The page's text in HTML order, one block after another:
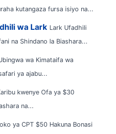
kutangaza fursa isiyo na...
wa Lark Lark Ufadhili
na Shindano la Biashara...
wa Kimataifa wa
ya ajabu...
kwenye Ofa ya $30
na...
ya CPT $50 Hakuna Bonasi